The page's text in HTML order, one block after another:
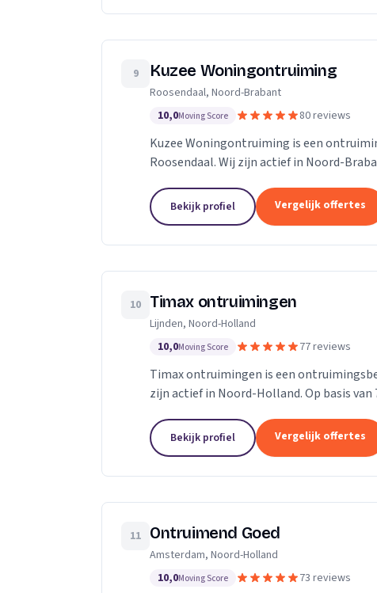
9 Kuzee Woningontruiming
Roosendaal, Noord-Brabant
10,0Moving Score 80 reviews
Kuzee Woningontruiming is een
Roosendaal. Wij zijn actief in Noord-
Bekijk profiel Vergelijk offertes
10 Timax ontruimingen
Lijnden, Noord-Holland
10,0Moving Score 77 reviews
Timax ontruimingen is een
zijn actief in Noord-Holland. Op basis
Bekijk profiel Vergelijk offertes
11 Ontruimend Goed
Amsterdam, Noord-Holland
10,0Moving Score 73 reviews